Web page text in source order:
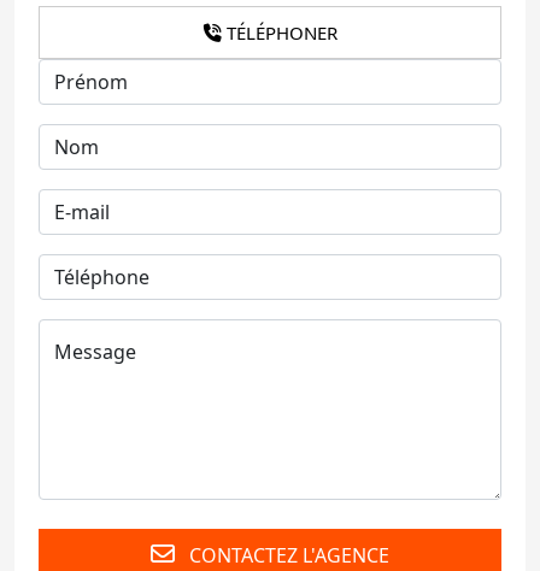
TÉLÉPHONER
CONTACTEZ L'AGENCE